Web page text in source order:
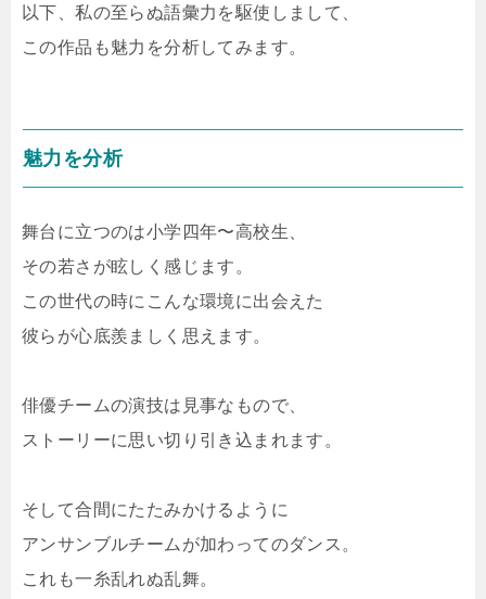
以下、私の至らぬ語彙力を駆使しまして、
この作品も魅力を分析してみます。
魅力を分析
舞台に立つのは小学四年〜高校生、
その若さが眩しく感じます。
この世代の時にこんな環境に出会えた
彼らが心底羨ましく思えます。
俳優チームの演技は見事なもので、
ストーリーに思い切り引き込まれます。
そして合間にたたみかけるように
アンサンブルチームが加わってのダンス。
これも一糸乱れぬ乱舞。